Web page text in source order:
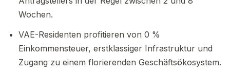
Wochen.
VAE-Residenten profitieren von 0 %
Einkommensteuer, erstklassiger Infrastruktur und
Zugang zu einem florierenden Geschäftsökosystem.